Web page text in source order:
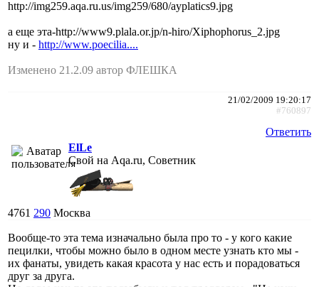
http://img259.aqa.ru.us/img259/680/ayplatics9.jpg
а еще эта-http://www9.plala.or.jp/n-hiro/Xiphophorus_2.jpg
ну и - http://www.poecilia....
Изменено 21.2.09 автор ФЛЕШКА
21/02/2009 19:20:17
#760897
Ответить
ElLe
Свой на Aqa.ru, Советник
4761 290 Москва
Вообще-то эта тема изначально была про то - у кого какие
пецилки, чтобы можно было в одном месте узнать кто мы -
их фанаты, увидеть какая красота у нас есть и порадоваться
друг за друга.